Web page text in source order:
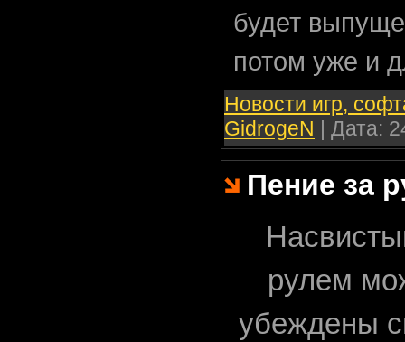
будет
потом уже и
Новости игр,
GidrogeN | Дата:
Пение за
рулем
убеждены